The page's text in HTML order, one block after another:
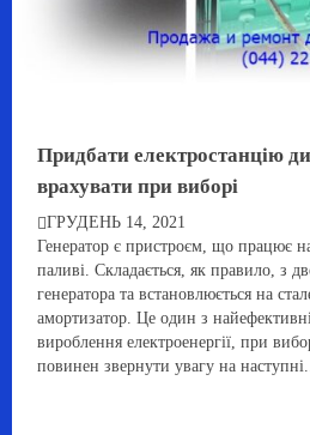
Придбати електростанцію
врахувати при виборі
ГРУДЕНЬ 14, 2021
Генератор є пристроєм, що працює
паливі. Складається, як правило, з
генератора та встановлюється на
амортизатор. Це один з
вироблення електроенергії, при
повинен звернути увагу на